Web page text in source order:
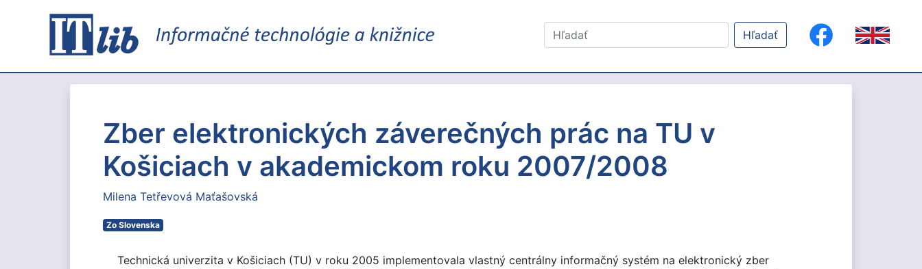
Hľadať
Zber elektronických záverečných prác na TU v
Košiciach v akademickom roku 2007/2008
Milena Tetřevová Maťašovská
Zo Slovenska
Technická univerzita v Košiciach (TU) v roku 2005 implementovala vlastný centrálny informačný systém na elektronický zber